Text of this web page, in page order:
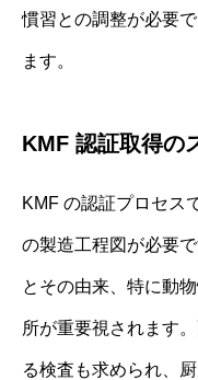
慣習との調整が必要
ます。
KMF 認証取得の
KMF の認証プロセス
の製造工程図が必要
とその由来、特に動
所が重要視されます
る検査も求められ、